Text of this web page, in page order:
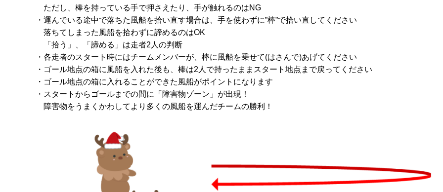
ただし、棒を持っている手で押さえたり、手が触れるのはNG
・運んでいる途中で落ちた風船を拾い直す場合は、手を使わずに”棒”で拾い直してください
落ちてしまった風船を拾わずに諦めるのはOK
「拾う」、「諦める」は走者2人の判断
・各走者のスタート時にはチームメンバーが、棒に風船を乗せて(はさんで)あげてください
・ゴール地点の箱に風船を入れた後も、棒は2人で持ったままスタート地点まで戻ってください
・ゴール地点の箱に入れることができた風船がポイントになります
・スタートからゴールまでの間に「障害物ゾーン」が出現！
障害物をうまくかわしてより多くの風船を運んだチームの勝利！